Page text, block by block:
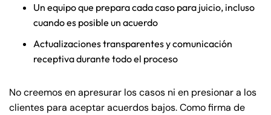
Un equipo que prepara cada caso para juicio, incluso
cuando es posible un acuerdo
Actualizaciones transparentes y comunicación
receptiva durante todo el proceso
No creemos en apresurar los casos ni en presionar a los
clientes para aceptar acuerdos bajos. Como firma de
Tuesday
8:30 AM – 5:00
Wednesday
8:30 AM – 5:00
Thursday
8:30 AM – 5:00
PM
Tuesday
8:30 AM – 5:00
Wednesday
8:30 AM – 5:00
Thursday
8:30 AM – 5:00
PM